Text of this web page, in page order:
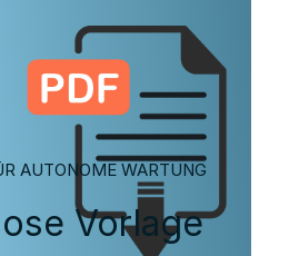
AUTONOME WARTUNG
Vorlage